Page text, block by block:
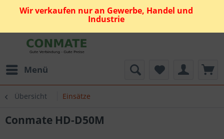
Wir verkaufen nur an Gewerbe, Handel und
Industrie
Menü
Übersicht Einsätze
Conmate HD-D50M